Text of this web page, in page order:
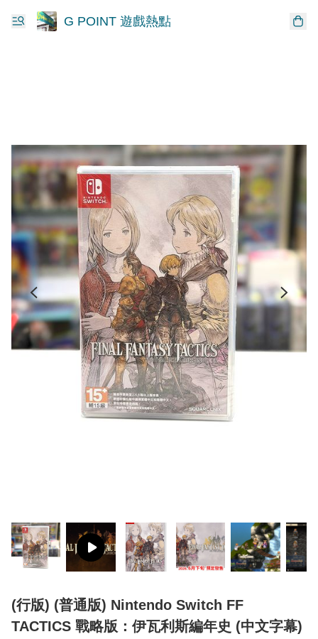
G POINT 遊戲熱點
(行版) (普通版) Nintendo Switch FF
TACTICS 戰略版：伊瓦利斯編年史 (中文字幕)